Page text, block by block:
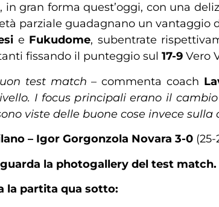
in gran forma quest’oggi, con una
parziale guadagnano un vantaggio
e Fukudome, subentrate
fissando il punteggio sul 17-9 Vero
test match – commenta coach
I focus principali erano il
viste delle buone cose invece
– Igor Gorgonzola Novara 3-0 (25-
la photogallery del test match.
la partita qua sotto: